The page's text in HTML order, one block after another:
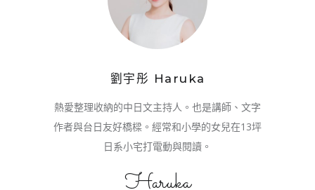
劉宇彤 Haruka
熱愛整理收納的中日文主持人。也是講師、文字
作者與台日友好橋樑。經常和小學的女兒在13坪
日系小宅打電動與閱讀。
Haruka